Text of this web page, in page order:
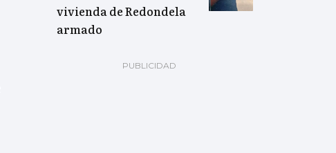
vivienda de Redondela
armado